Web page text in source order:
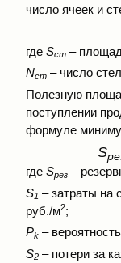
число ячеек и
где Sст –
Nст – число
Полезную
поступлении
формуле
S
где Sрез –
S1 – затраты на
руб./м2;
Рk –
S2 – потери за